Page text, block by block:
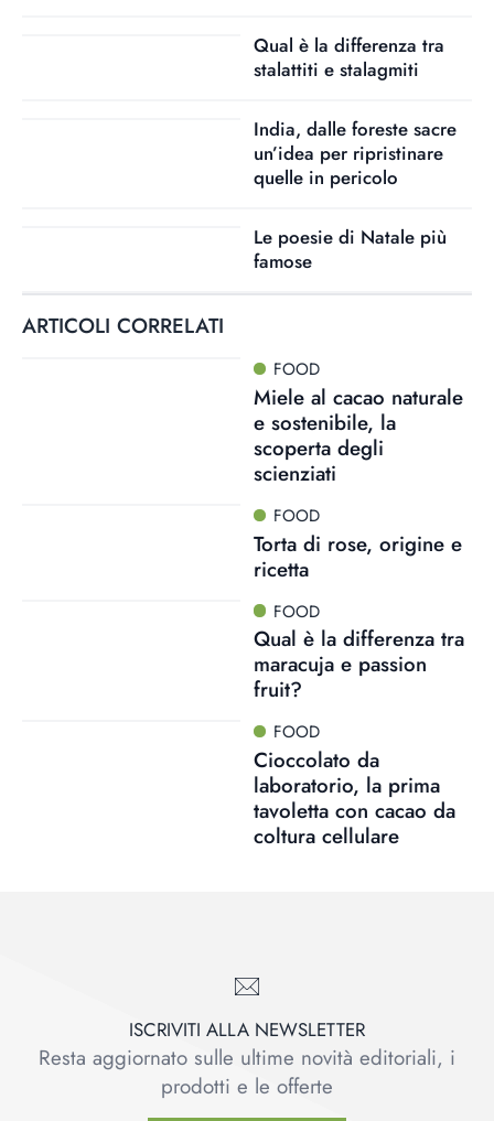
Qual è la differenza tra
stalattiti e stalagmiti
India, dalle foreste sacre
un’idea per ripristinare
quelle in pericolo
Le poesie di Natale più
famose
ARTICOLI CORRELATI
FOOD
Miele al cacao naturale
e sostenibile, la
scoperta degli
scienziati
FOOD
Torta di rose, origine e
ricetta
FOOD
Qual è la differenza tra
maracuja e passion
fruit?
FOOD
Cioccolato da
laboratorio, la prima
tavoletta con cacao da
coltura cellulare
ISCRIVITI ALLA NEWSLETTER
Resta aggiornato sulle ultime novità editoriali, i
prodotti e le offerte